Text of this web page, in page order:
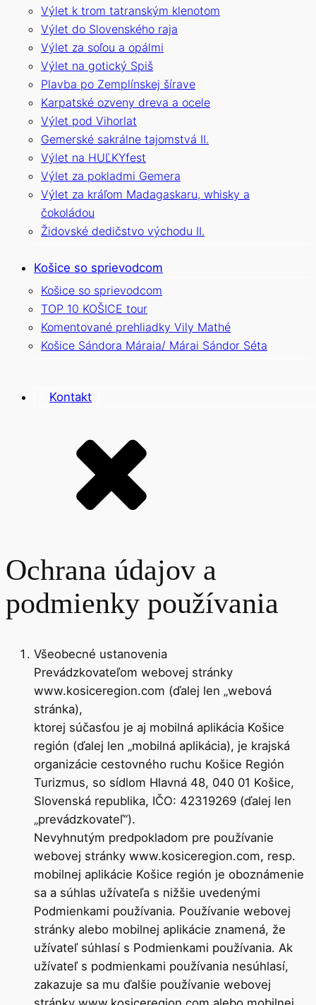
Výlet k trom tatranským klenotom
Výlet do Slovenského raja
Výlet za soľou a opálmi
Výlet na gotický Spiš
Plavba po Zemplínskej šírave
Karpatské ozveny dreva a ocele
Výlet pod Vihorlat
Gemerské sakrálne tajomstvá II.
Výlet na HUĽKYfest
Výlet za pokladmi Gemera
Výlet za kráľom Madagaskaru, whisky a
čokoládou
Židovské dedičstvo východu II.
Košice so sprievodcom
Košice so sprievodcom
TOP 10 KOŠICE tour
Komentované prehliadky Vily Mathé
Košice Sándora Máraia/ Márai Sándor Séta
Kontakt
Ochrana údajov a
podmienky používania
Všeobecné ustanovenia
Prevádzkovateľom webovej stránky
www.kosiceregion.com (ďalej len „webová
stránka),
ktorej súčasťou je aj mobilná aplikácia Košice
región (ďalej len „mobilná aplikácia), je krajská
organizácie cestovného ruchu Košice Región
Turizmus, so sídlom Hlavná 48, 040 01 Košice,
Slovenská republika, IČO: 42319269 (ďalej len
„prevádzkovateľ“).
Nevyhnutým predpokladom pre používanie
webovej stránky www.kosiceregion.com, resp.
mobilnej aplikácie Košice región je oboznámenie
sa a súhlas užívateľa s nižšie uvedenými
Podmienkami používania. Používanie webovej
stránky alebo mobilnej aplikácie znamená, že
užívateľ súhlasí s Podmienkami používania. Ak
užívateľ s podmienkami používania nesúhlasí,
zakazuje sa mu ďalšie používanie webovej